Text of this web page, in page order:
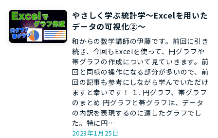
やさしく学ぶ統計学～Excelを用いた
データの可視化➁～
和からの数学講師の伊藤です。前回に引き
続き、今回もExcelを使って、円グラフや
帯グラフの作成について見ていきます。前
回と同様の操作になる部分が多いので、前
回の記事も参考にしながら学んでいただけ
ますと幸いです！ １. 円グラフ、帯グラフ
のまとめ 円グラフと帯グラフは、データ
の内訳を表現するのに適したグラフでし
た。特に円…
2023年1月25日